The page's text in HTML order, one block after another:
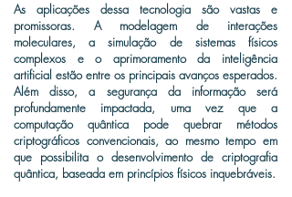
As aplicações dessa tecnologia são vastas e
promissoras. A modelagem de interações
moleculares, a simulação de sistemas físicos
complexos e o aprimoramento da inteligência
artificial estão entre os principais avanços esperados.
Além disso, a segurança da informação será
profundamente impactada, uma vez que a
computação quântica pode quebrar métodos
criptográficos convencionais, ao mesmo tempo em
que possibilita o desenvolvimento de criptografia
quântica, baseada em princípios físicos inquebráveis.